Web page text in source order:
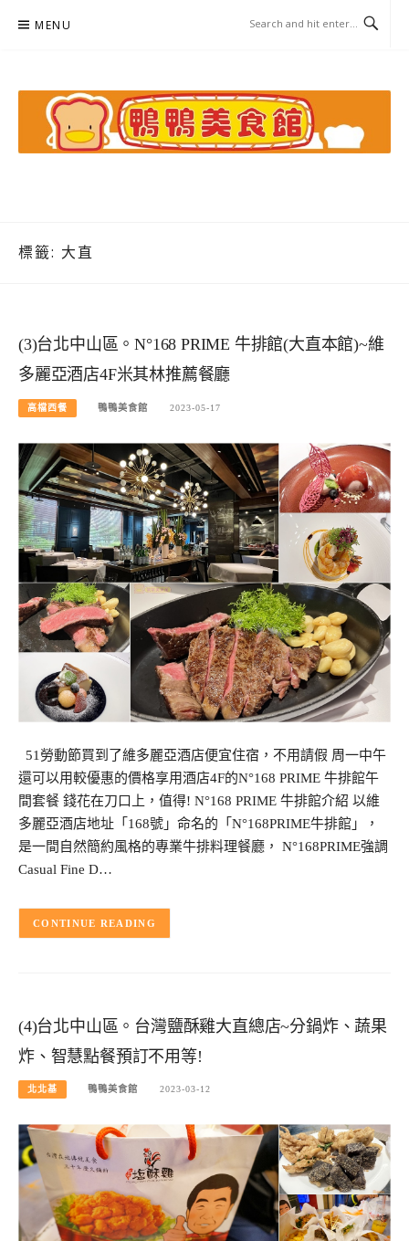
MENU
標籤: 大直
(3)台北中山區。N°168 PRIME 牛排館(大直本館)~維
多麗亞酒店4F米其林推薦餐廳
高檔西餐 鴨鴨美食館 2023-05-17
51勞動節買到了維多麗亞酒店便宜住宿，不用請假 周一中午
還可以用較優惠的價格享用酒店4F的N°168 PRIME 牛排館午
間套餐 錢花在刀口上，值得! N°168 PRIME 牛排館介紹 以維
多麗亞酒店地址「168號」命名的「N°168PRIME牛排館」，
是一間自然簡約風格的專業牛排料理餐廳， N°168PRIME強調
Casual Fine D…
CONTINUE READING
(4)台北中山區。台灣鹽酥雞大直總店~分鍋炸、蔬果
炸、智慧點餐預訂不用等!
北北基 鴨鴨美食館 2023-03-12